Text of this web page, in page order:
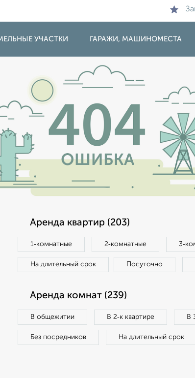
УЧАСТКИ ГАРАЖИ, МАШИНОМЕСТА
Аренда квартир (203)
1‑комнатные 2‑комнатные
На длительный срок Посуточно
Аренда комнат (239)
В общежитии В 2‑к квартире В
Без посредников На длительный срок